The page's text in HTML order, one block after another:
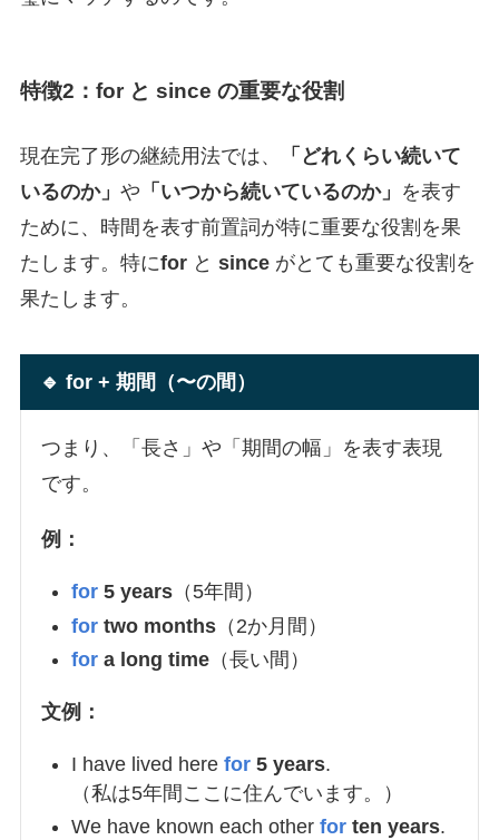
特徴2：for と since の重要な役割
現在完了形の継続用法では、
「どれくらい続いて
いるのか」 や 「いつから続いているのか」 を表す
ために、時間を表す前置詞が特に重要な役割を果
たします。特にforと sinceがとても重要な役割を
果たします。
🔹 for + 期間（〜の間）
つまり、「長さ」や「期間の幅」を表す表現
です。
例：
for5 years（5年間）
fortwo months（2か月間）
for a long time（長い間）
文例：
I have lived here for5 years.
（私は5年間ここに住んでいます。）
We have known each other forten years.